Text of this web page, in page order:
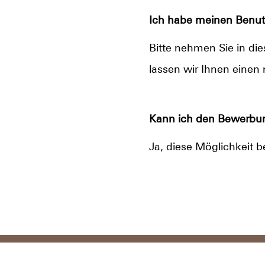
Ich habe meinen
Bitte nehmen Sie in
lassen wir Ihnen
Kann ich den
Ja, diese Möglichkeit